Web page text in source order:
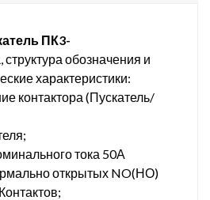
ПК3-
, структура обозначения и
характеристики:
контактора (Пускатель/
тока 50А
открытых NO(НО)